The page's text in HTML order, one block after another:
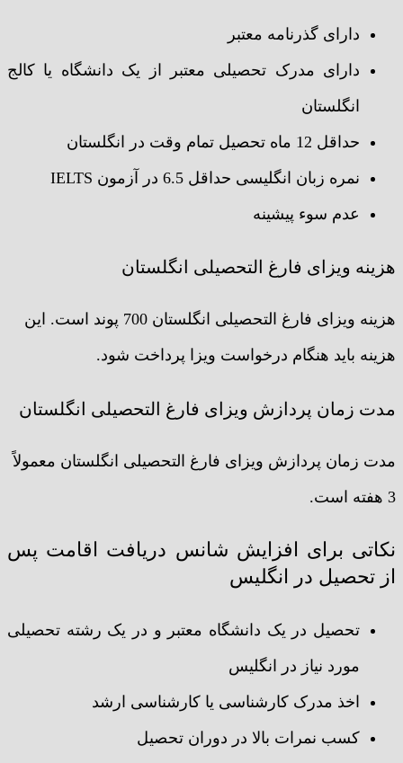
دارای گذرنامه معتبر
دارای مدرک تحصیلی معتبر از یک دانشگاه یا کالج
انگلستان
حداقل 12 ماه تحصیل تمام وقت در انگلستان
نمره زبان انگلیسی حداقل 6.5 در آزمون IELTS
عدم سوء پیشینه
هزینه ویزای فارغ التحصیلی انگلستان
هزینه ویزای فارغ التحصیلی انگلستان 700 پوند است. این
هزینه باید هنگام درخواست ویزا پرداخت شود.
مدت زمان پردازش ویزای فارغ التحصیلی انگلستان
مدت زمان پردازش ویزای فارغ التحصیلی انگلستان معمولاً
3 هفته است.
نکاتی برای افزایش شانس دریافت اقامت پس
از تحصیل در انگلیس
تحصیل در یک دانشگاه معتبر و در یک رشته تحصیلی
مورد نیاز در انگلیس
اخذ مدرک کارشناسی یا کارشناسی ارشد
کسب نمرات بالا در دوران تحصیل